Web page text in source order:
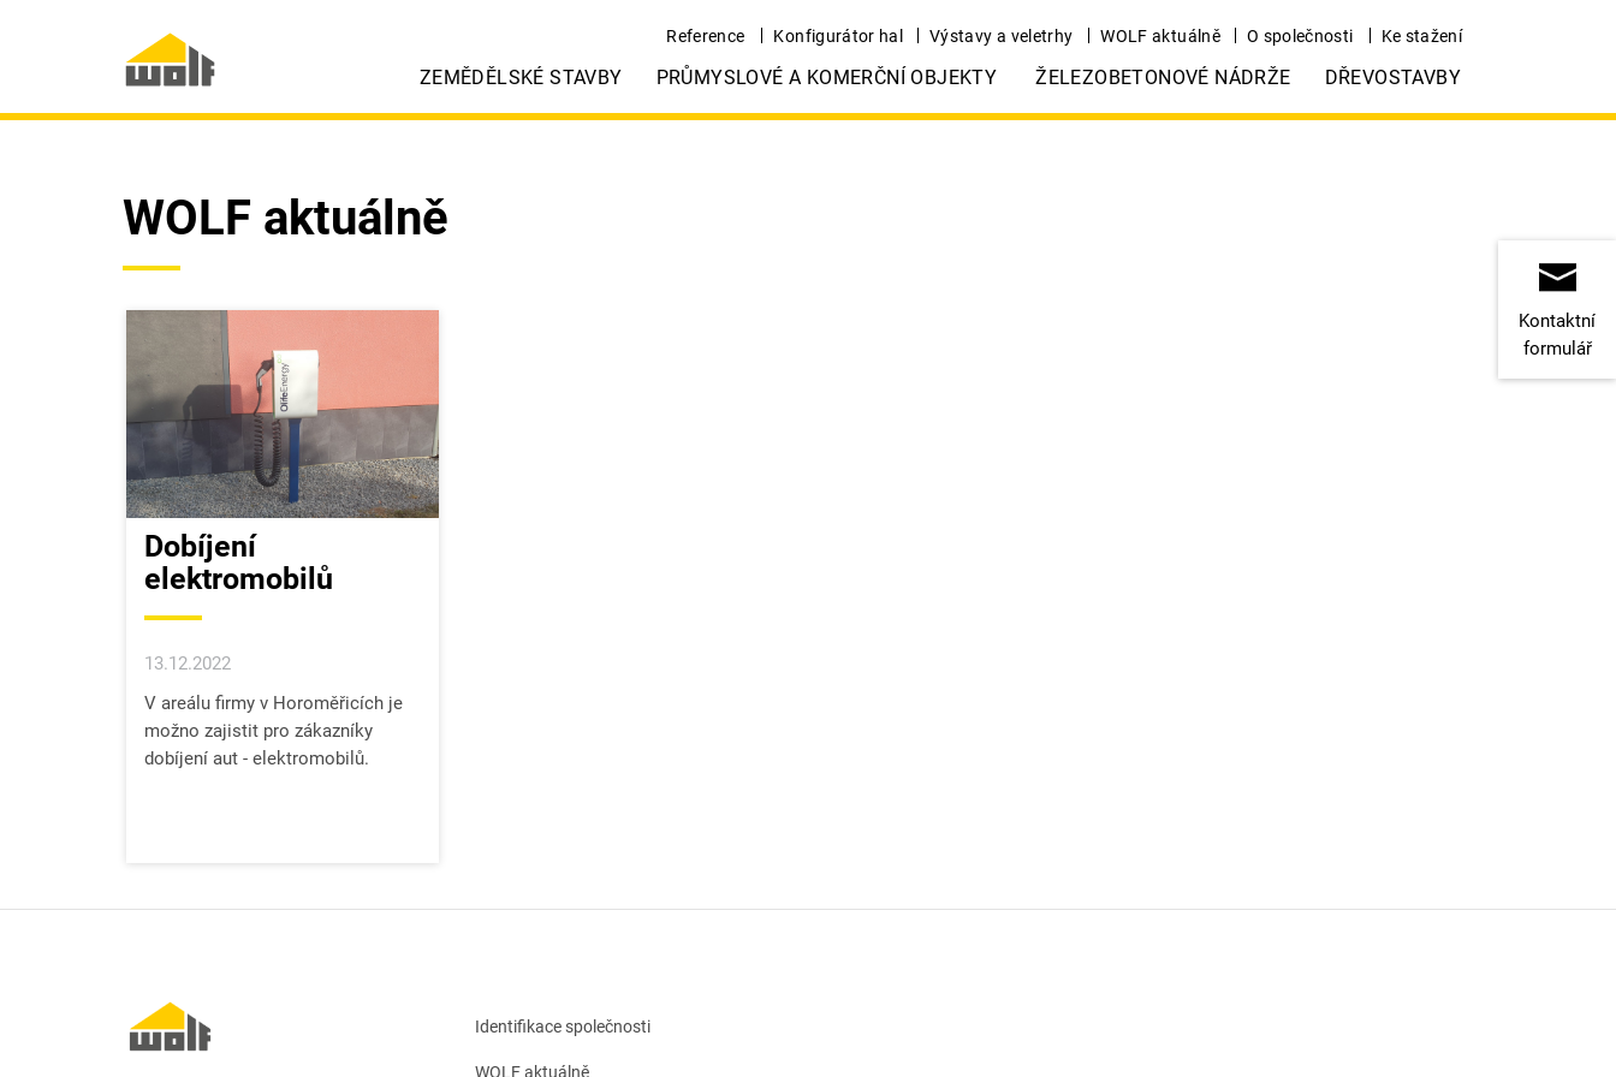
Reference Konfigurátor hal Výstavy a veletrhy WOLF aktuálně O společnosti Ke stažení
ZEMĚDĚLSKÉ STAVBY PRŮMYSLOVÉ A KOMERČNÍ OBJEKTY ŽELEZOBETONOVÉ NÁDRŽE DŘEVOSTAVBY
Kontaktní
formulář
WOLF aktuálně
Dobíjení
elektromobilů
13.12.2022
V areálu firmy v Horoměřicích je
možno zajistit pro zákazníky
dobíjení aut - elektromobilů.
Identifikace společnosti
WOLF aktuálně